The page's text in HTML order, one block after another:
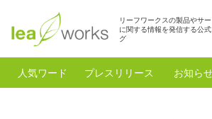
リーフワークスの製品やサー
に関する情報を発信する公式
グ
人気ワード プレスリリース お知ら